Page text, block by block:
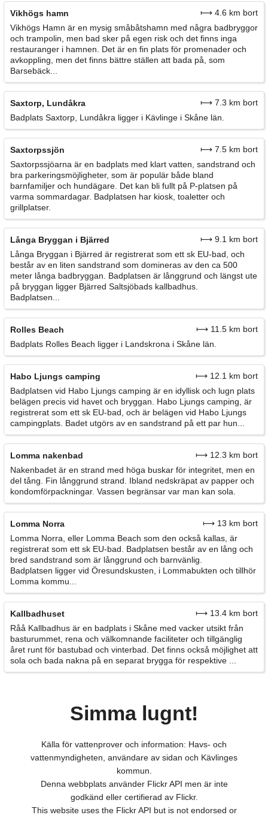
Vikhögs hamn
⟼ 4.6 km bort
Vikhögs Hamn är en mysig småbåtshamn med några badbryggor
och trampolin, men bad sker på egen risk och det finns inga
restauranger i hamnen. Det är en fin plats för promenader och
avkoppling, men det finns bättre ställen att bada på, som
Barsebäck...
Saxtorp, Lundåkra
⟼ 7.3 km bort
Badplats Saxtorp, Lundåkra ligger i Kävlinge i Skåne län.
Saxtorpssjön
⟼ 7.5 km bort
Saxtorpssjöarna är en badplats med klart vatten, sandstrand och
bra parkeringsmöjligheter, som är populär både bland
barnfamiljer och hundägare. Det kan bli fullt på P-platsen på
varma sommardagar. Badplatsen har kiosk, toaletter och
grillplatser.
Långa Bryggan i Bjärred
⟼ 9.1 km bort
Långa Bryggan i Bjärred är registrerat som ett sk EU-bad, och
består av en liten sandstrand som domineras av den ca 500
meter långa badbryggan. Badplatsen är långgrund och längst ute
på bryggan ligger Bjärred Saltsjöbads kallbadhus.
Badplatsen...
Rolles Beach
⟼ 11.5 km bort
Badplats Rolles Beach ligger i Landskrona i Skåne län.
Habo Ljungs camping
⟼ 12.1 km bort
Badplatsen vid Habo Ljungs camping är en idyllisk och lugn plats
belägen precis vid havet och bryggan. Habo Ljungs camping, är
registrerat som ett sk EU-bad, och är belägen vid Habo Ljungs
campingplats. Badet utgörs av en sandstrand på ett par hun...
Lomma nakenbad
⟼ 12.3 km bort
Nakenbadet är en strand med höga buskar för integritet, men en
del tång. Fin långgrund strand. Ibland nedskräpat av papper och
kondomförpackningar. Vassen begränsar var man kan sola.
Lomma Norra
⟼ 13 km bort
Lomma Norra, eller Lomma Beach som den också kallas, är
registrerat som ett sk EU-bad. Badplatsen består av en lång och
bred sandstrand som är långgrund och barnvänlig.
Badplatsen ligger vid Öresundskusten, i Lommabukten och tillhör
Lomma kommu...
Kallbadhuset
⟼ 13.4 km bort
Råå Kallbadhus är en badplats i Skåne med vacker utsikt från
basturummet, rena och välkomnande faciliteter och tillgänglig
året runt för bastubad och vinterbad. Det finns också möjlighet att
sola och bada nakna på en separat brygga för respektive ...
Simma lugnt!
Källa för vattenprover och information: Havs- och
vattenmyndigheten, användare av sidan och Kävlinges
kommun.
Denna webbplats använder Flickr API men är inte
godkänd eller certifierad av Flickr.
This website uses the Flickr API but is not endorsed or